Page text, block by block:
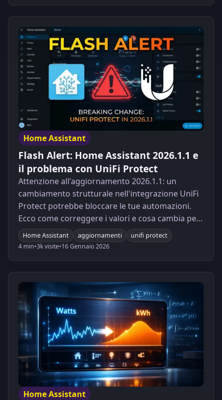
Home Assistant
Flash Alert: Home Assistant 2026.1.1 e
il problema con UniFi Protect
Attenzione all'aggiornamento 2026.1.1: un
cambiamento strutturale nell'integrazione UniFi
Protect potrebbe bloccare le tue automazioni.
Ecco come correggere i valori e cosa cambia per
la tua sicurezza.
Home Assistant aggiornamenti
unifi protect
4 min•3k visite•16 Gennaio 2026
Home Assistant